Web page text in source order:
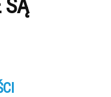
SĄ